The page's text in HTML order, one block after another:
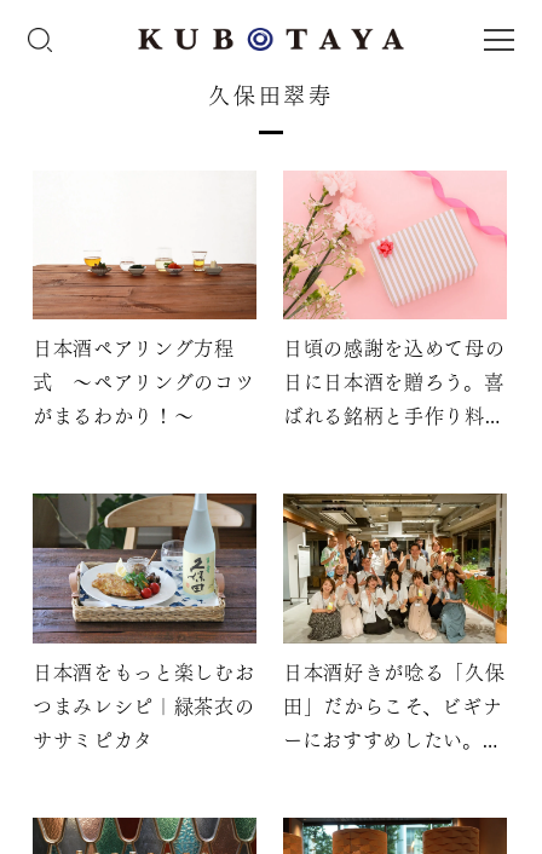
久保田翠寿
日本酒ペアリング方程
式 〜ペアリングのコツ
がまるわかり！〜
日頃の感謝を込めて母の
日に日本酒を贈ろう。喜
ばれる銘柄と手作り料理
日本酒をもっと楽しむお
つまみレシピ｜緑茶衣の
ササミピカタ
日本酒好きが唸る「久保
田」だからこそ、ビギナ
ーにおすすめしたい。4
が語る「久保田」の魅力